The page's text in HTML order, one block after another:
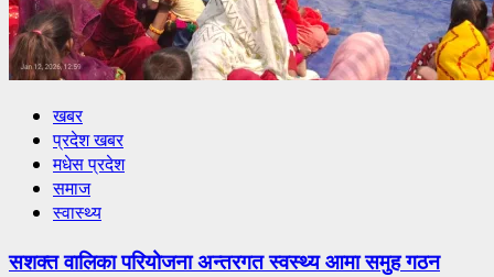
खबर
प्रदेश खबर
मधेस प्रदेश
समाज
स्वास्थ्य
सशक्त वालिका परियोजना अन्तरगत स्वस्थ्य आमा समुह गठन